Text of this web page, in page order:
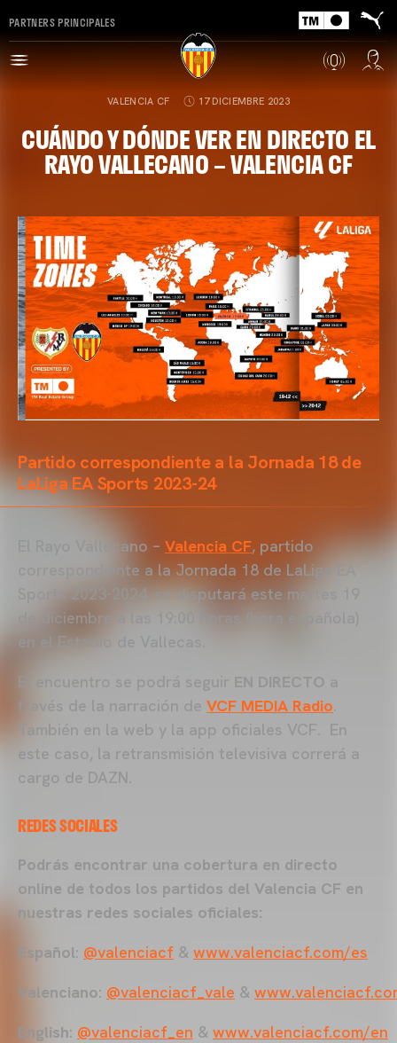
PARTNERS PRINCIPALES
VALENCIA CF 17 DICIEMBRE 2023
CUÁNDO Y DÓNDE VER EN DIRECTO EL
RAYO VALLECANO – VALENCIA CF
Partido correspondiente a la Jornada 18 de
LaLiga EA Sports 2023-24
El Rayo Vallecano – Valencia CF, partido
correspondiente a la Jornada 18 de LaLiga EA
Sports 2023-2024, se disputará este martes 19
de diciembre a las 19:00 horas (hora española)
en el Estadio de Vallecas.
El encuentro se podrá seguir
través de la narración de VCF MEDIA Radio.
También en la web y la app oficiales VCF. En
este caso, la retransmisión televisiva correrá a
cargo de DAZN.
REDES SOCIALES
Podrás encontrar una cobertura en directo
online de todos los partidos del Valencia CF en
nuestras redes sociales oficiales:
Español: @valenciacf & www.valenciacf.com/es
Valenciano: @valenciacf_vale &
English: @valenciacf_en & www.valenciacf.com/en